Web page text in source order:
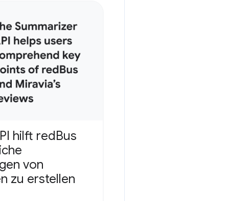
hilft redBus
von
zu erstellen